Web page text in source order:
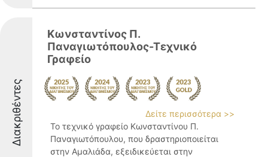
Διακριθέντες
Κωνσταντίνος Π.
Παναγιωτόπουλος-Τεχνικό
Γραφείο
Δείτε περισσότερα >>
Το τεχνικό γραφείο Κωνσταντίνου Π.
Παναγιωτόπουλου, που δραστηριοποιείται
στην Αμαλιάδα, εξειδικεύεται στην